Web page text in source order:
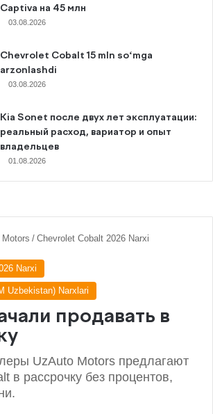
Captiva на 45 млн
03.08.2026
Chevrolet Cobalt 15 mln so‘mga
arzonlashdi
03.08.2026
Kia Sonet после двух лет эксплуатации:
реальный расход, вариатор и опыт
владельцев
01.08.2026